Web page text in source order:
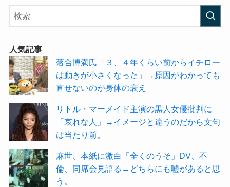
人気記事
落合博満氏「３、４年くらい前からイチロー
は動きが小さくなった」→原因がわかっても
直せないのが身体の衰え
リトル・マーメイド主演の黒人女優批判に
「哀れな人」→イメージと違うのだから文句
は当たり前。
麻世、本紙に激白「全くのうそ」DV、不
倫、同席会見語る→どちらにも嘘があると思
う。